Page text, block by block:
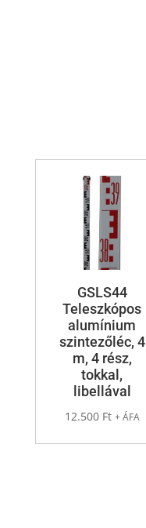
GSLS44
Teleszkópos
alumínium
szintezőléc, 4
m, 4 rész,
tokkal,
libellával
12.500 Ft + ÁFA